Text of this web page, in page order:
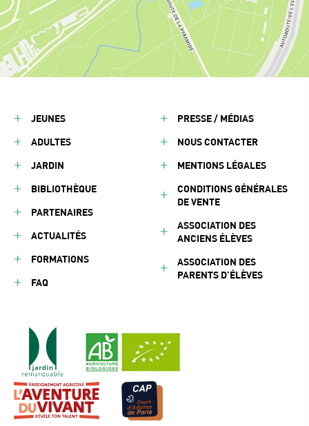
JEUNES
ADULTES
JARDIN
BIBLIOTHÈQUE
PARTENAIRES
ACTUALITÉS
FORMATIONS
FAQ
PRESSE / MÉDIAS
NOUS CONTACTER
MENTIONS LÉGALES
CONDITIONS GÉNÉRALES
DE VENTE
ASSOCIATION DES
ANCIENS ÉLÈVES
ASSOCIATION DES
PARENTS D’ÉLÈVES